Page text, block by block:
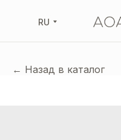
RU
← Назад в каталог